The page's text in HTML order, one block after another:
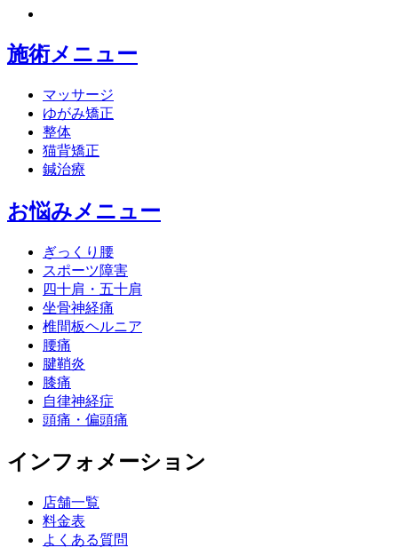
施術メニュー
マッサージ
ゆがみ矯正
整体
猫背矯正
鍼治療
お悩みメニュー
ぎっくり腰
スポーツ障害
四十肩・五十肩
坐骨神経痛
椎間板ヘルニア
腰痛
腱鞘炎
膝痛
自律神経症
頭痛・偏頭痛
インフォメーション
店舗一覧
料金表
よくある質問